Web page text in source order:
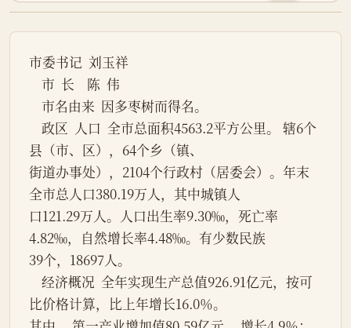
市委书记  刘玉祥
    市  长    陈  伟
    市名由来  因多枣树而得名。
县（市、区），64个乡（镇、
街道办事处），2104个行政村（居委会）。年末
全市总人口380.19万人，其中城镇人
口121.29万人。人口出生率9.30‰，死亡率
4.82‰，自然增长率4.48‰。有少数民族
39个，18697人。
比价格计算，比上年增长16.0％。